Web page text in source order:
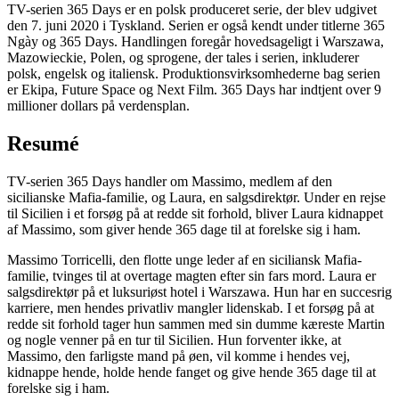
TV-serien 365 Days er en polsk produceret serie, der blev udgivet
den 7. juni 2020 i Tyskland. Serien er også kendt under titlerne 365
Ngày og 365 Days. Handlingen foregår hovedsageligt i Warszawa,
Mazowieckie, Polen, og sprogene, der tales i serien, inkluderer
polsk, engelsk og italiensk. Produktionsvirksomhederne bag serien
er Ekipa, Future Space og Next Film. 365 Days har indtjent over 9
millioner dollars på verdensplan.
Resumé
TV-serien 365 Days handler om Massimo, medlem af den
sicilianske Mafia-familie, og Laura, en salgsdirektør. Under en rejse
til Sicilien i et forsøg på at redde sit forhold, bliver Laura kidnappet
af Massimo, som giver hende 365 dage til at forelske sig i ham.
Massimo Torricelli, den flotte unge leder af en siciliansk Mafia-
familie, tvinges til at overtage magten efter sin fars mord. Laura er
salgsdirektør på et luksuriøst hotel i Warszawa. Hun har en succesrig
karriere, men hendes privatliv mangler lidenskab. I et forsøg på at
redde sit forhold tager hun sammen med sin dumme kæreste Martin
og nogle venner på en tur til Sicilien. Hun forventer ikke, at
Massimo, den farligste mand på øen, vil komme i hendes vej,
kidnappe hende, holde hende fanget og give hende 365 dage til at
forelske sig i ham.